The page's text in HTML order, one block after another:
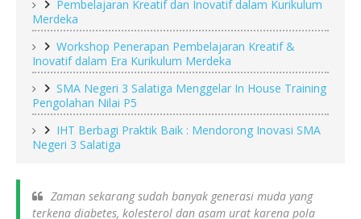
Pembelajaran Kreatif dan Inovatif dalam Kurikulum
Merdeka
Workshop Penerapan Pembelajaran Kreatif &
Inovatif dalam Era Kurikulum Merdeka
SMA Negeri 3 Salatiga Menggelar In House Training
Pengolahan Nilai P5
IHT Berbagi Praktik Baik : Mendorong Inovasi SMA
Negeri 3 Salatiga
Zaman sekarang sudah banyak generasi muda yang
terkena diabetes, kolesterol dan asam urat karena pola